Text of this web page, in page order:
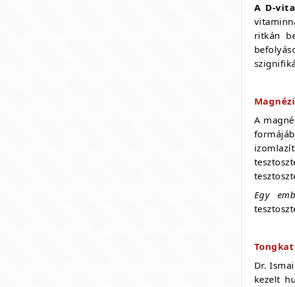
A D-
ritkán
A
Egy
Dr.
kezelt